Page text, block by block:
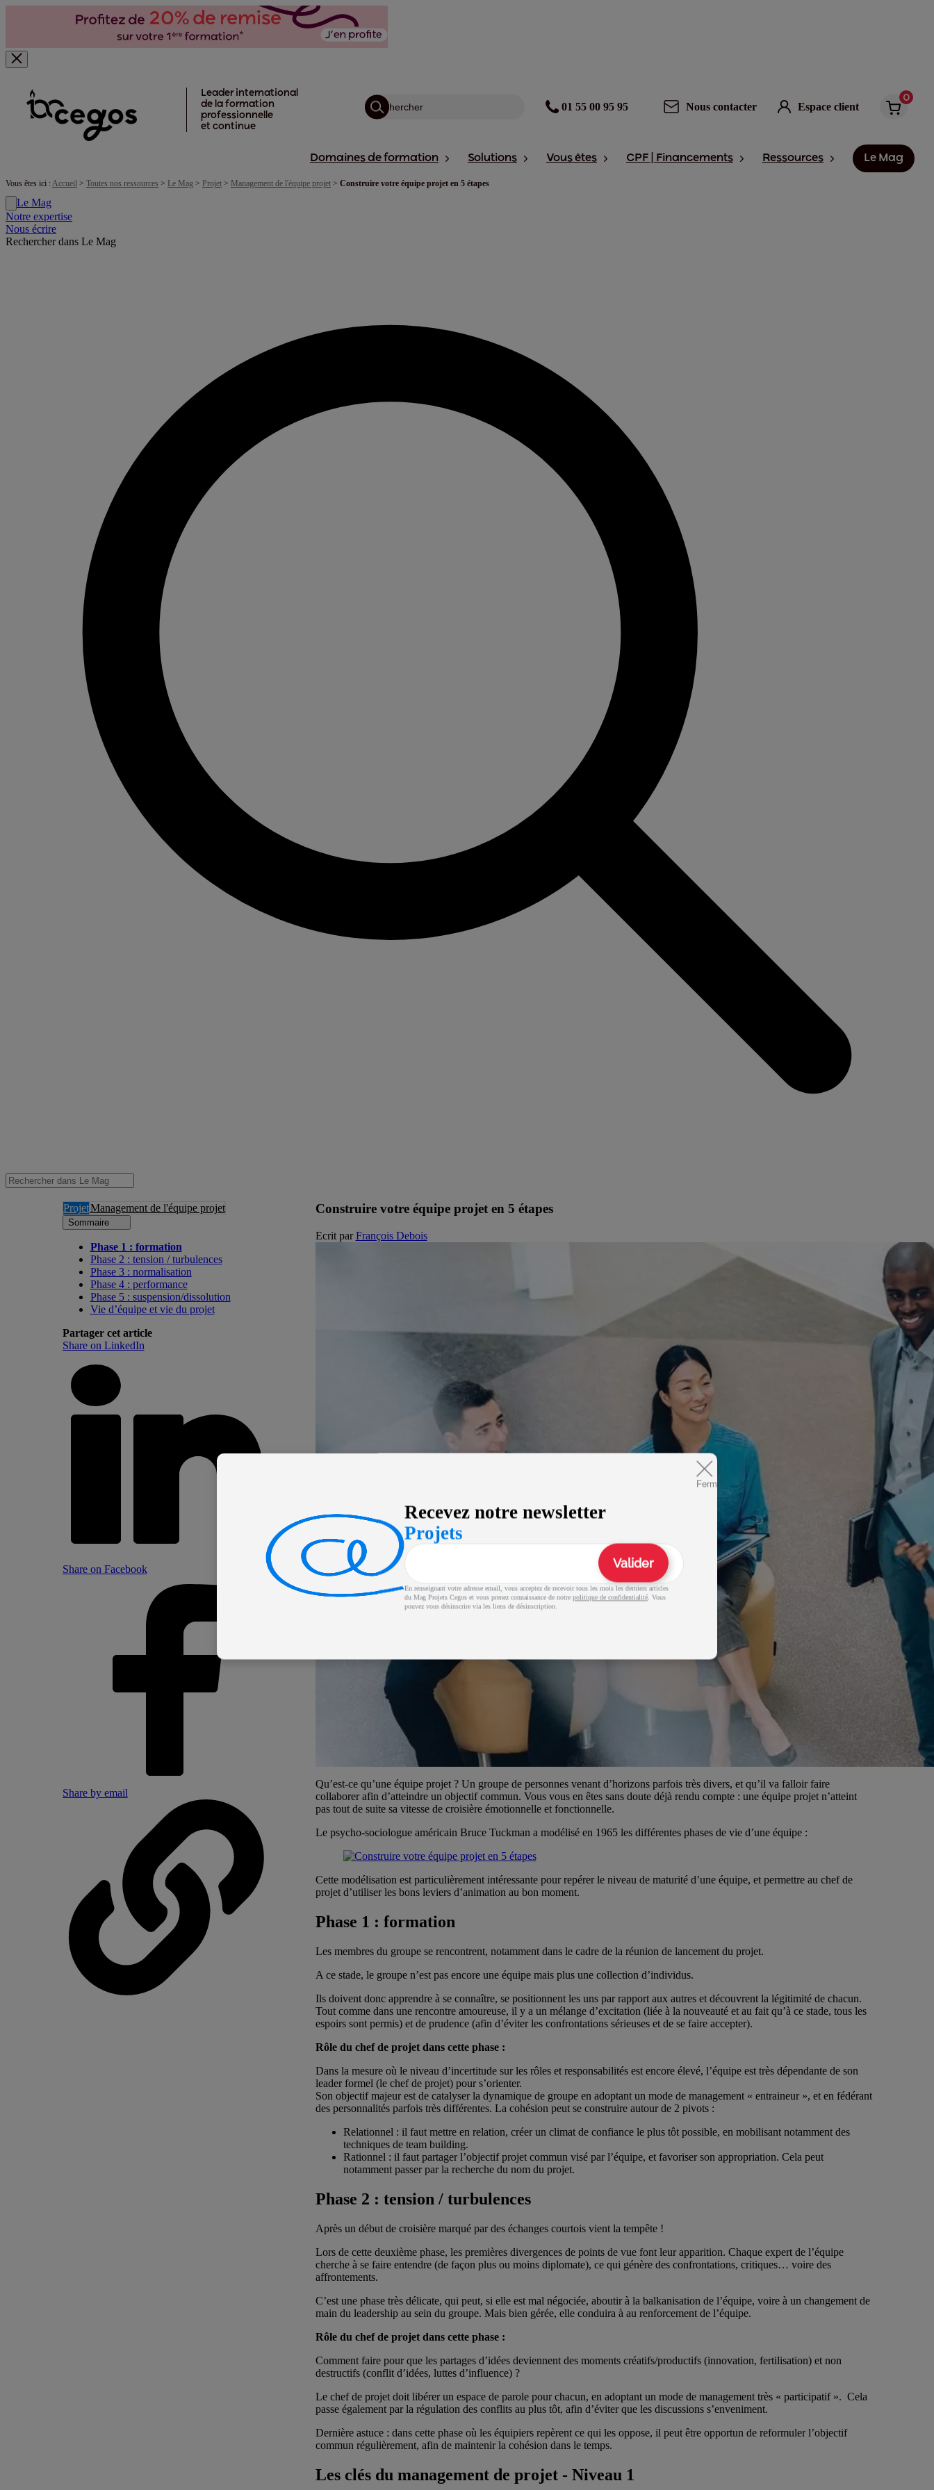
Leader international
de la formation
professionnelle
et continue
01 55 00 95 95 Nous contacter Espace client
0
Domaines de formation Solutions Vous êtes CPF | Financements Ressources Le Mag
Vous êtes ici :Accueil > Toutes nos ressources > Le Mag > Projet > Management de l'équipe projet > Construire votre équipe projet en 5 étapes
Le Mag
Notre expertise
Nous écrire
Rechercher dans Le Mag
Fermer
Recevez notre newsletter
Projets
Valider
En renseignant votre adresse email, vous acceptez de recevoir tous les mois les derniers articles
du Mag Projets Cegos et vous prenez connaissance de notre politique de confidentialité. Vous
pouvez vous désinscrire via les liens de désinscription.
ProjetManagement de l'équipe projet
Sommaire
Phase 1 : formation
Phase 2 : tension / turbulences
Phase 3 : normalisation
Phase 4 : performance
Phase 5 : suspension/dissolution
Vie d’équipe et vie du projet
Partager cet article
Share on LinkedIn
Share on Facebook
Share by email
Construire votre équipe projet en 5 étapes
Ecrit parFrançois Debois
Qu’est-ce qu’une équipe projet ? Un groupe de personnes venant d’horizons parfois très divers, et qu’il va falloir faire
collaborer afin d’atteindre un objectif commun. Vous vous en êtes sans doute déjà rendu compte : une équipe projet n’atteint
pas tout de suite sa vitesse de croisière émotionnelle et fonctionnelle.
Le psycho-sociologue américain Bruce Tuckman a modélisé en 1965 les différentes phases de vie d’une équipe :
Cette modélisation est particulièrement intéressante pour repérer le niveau de maturité d’une équipe, et permettre au chef de
projet d’utiliser les bons leviers d’animation au bon moment.
Phase 1 : formation
Les membres du groupe se rencontrent, notamment dans le cadre de la réunion de lancement du projet.
A ce stade, le groupe n’est pas encore une équipe mais plus une collection d’individus.
Ils doivent donc apprendre à se connaître, se positionnent les uns par rapport aux autres et découvrent la légitimité de chacun.
Tout comme dans une rencontre amoureuse, il y a un mélange d’excitation (liée à la nouveauté et au fait qu’à ce stade, tous les
espoirs sont permis) et de prudence (afin d’éviter les confrontations sérieuses et de se faire accepter).
Rôle du chef de projet dans cette phase :
Dans la mesure où le niveau d’incertitude sur les rôles et responsabilités est encore élevé, l’équipe est très dépendante de son
leader formel (le chef de projet) pour s’orienter.
Son objectif majeur est de catalyser la dynamique de groupe en adoptant un mode de management « entraineur », et en fédérant
des personnalités parfois très différentes. La cohésion peut se construire autour de 2 pivots :
Relationnel : il faut mettre en relation, créer un climat de confiance le plus tôt possible, en mobilisant notamment des
techniques de team building.
Rationnel : il faut partager l’objectif projet commun visé par l’équipe, et favoriser son appropriation. Cela peut
notamment passer par la recherche du nom du projet.
Phase 2 : tension / turbulences
Après un début de croisière marqué par des échanges courtois vient la tempête !
Lors de cette deuxième phase, les premières divergences de points de vue font leur apparition. Chaque expert de l’équipe
cherche à se faire entendre (de façon plus ou moins diplomate), ce qui génère des confrontations, critiques… voire des
affrontements.
C’est une phase très délicate, qui peut, si elle est mal négociée, aboutir à la balkanisation de l’équipe, voire à un changement de
main du leadership au sein du groupe. Mais bien gérée, elle conduira à au renforcement de l’équipe.
Rôle du chef de projet dans cette phase :
Comment faire pour que les partages d’idées deviennent des moments créatifs/productifs (innovation, fertilisation) et non
destructifs (conflit d’idées, luttes d’influence) ?
Le chef de projet doit libérer un espace de parole pour chacun, en adoptant un mode de management très « participatif ». Cela
passe également par la régulation des conflits au plus tôt, afin d’éviter que les discussions s’enveniment.
Dernière astuce : dans cette phase où les équipiers repèrent ce qui les oppose, il peut être opportun de reformuler l’objectif
commun régulièrement, afin de maintenir la cohésion dans le temps.
Les clés du management de projet - Niveau 1